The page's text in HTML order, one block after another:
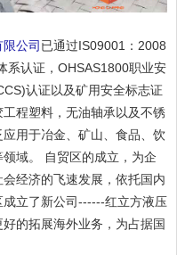
公司 已通过IS09001：2008
系认证，OHSAS1800职业安
认证以及矿用安全标志证
程塑料，无油轴承以及不锈
用于冶金、矿山、食品、饮
域。 自贸区的成立，为企
经济的飞速发展，依托国内
立了新公司------红立方液压
的拓展海外业务，为占据国